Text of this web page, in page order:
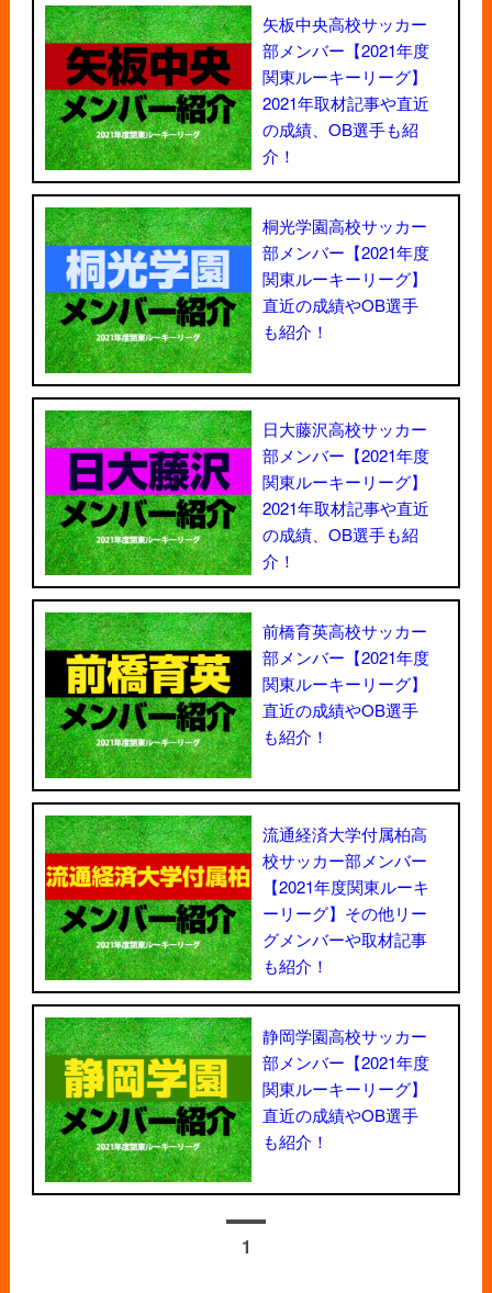
矢板中央高校サッカー
部メンバー【2021年度
関東ルーキーリーグ】
2021年取材記事や直近
の成績、OB選手も紹
介！
桐光学園高校サッカー
部メンバー【2021年度
関東ルーキーリーグ】
直近の成績やOB選手
も紹介！
日大藤沢高校サッカー
部メンバー【2021年度
関東ルーキーリーグ】
2021年取材記事や直近
の成績、OB選手も紹
介！
前橋育英高校サッカー
部メンバー【2021年度
関東ルーキーリーグ】
直近の成績やOB選手
も紹介！
流通経済大学付属柏高
校サッカー部メンバー
【2021年度関東ルーキ
ーリーグ】その他リー
グメンバーや取材記事
も紹介！
静岡学園高校サッカー
部メンバー【2021年度
関東ルーキーリーグ】
直近の成績やOB選手
も紹介！
1